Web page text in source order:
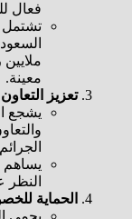
فعال
تشتمل
معينة.
تعزيز
يشجع
يساهم
الحماية
يحمي